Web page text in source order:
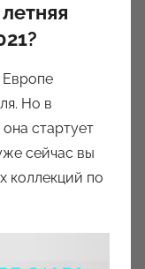
Европе
Но в
стартует
сейчас вы
коллекций по